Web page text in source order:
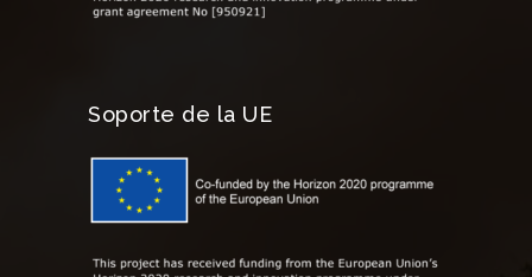
Soporte de la UE